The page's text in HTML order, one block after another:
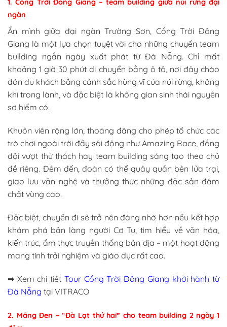
1. Cổng Trời Đông Giang – team building giữa núi rừng đại
ngàn
Ẩn mình giữa đại ngàn Trường Sơn, Cổng Trời Đông
Giang là một lựa chọn tuyệt vời cho những chuyến team
building ngắn ngày xuất phát từ Đà Nẵng. Chỉ mất
khoảng 1 giờ 30 phút di chuyển bằng ô tô, nơi đây chào
đón du khách bằng cảnh sắc hùng vĩ của núi rừng, không
khí trong lành, và đặc biệt là không gian sinh thái nguyên
sơ hiếm có.
Khuôn viên rộng lớn, thoáng đãng cho phép tổ chức các
trò chơi ngoài trời đầy sôi động như Amazing Race, đồng
đội vượt thử thách hay team building sáng tạo theo chủ
đề riêng. Đêm đến, đoàn có thể quây quần bên lửa trại,
giao lưu văn nghệ và thưởng thức những đặc sản đậm
chất vùng cao.
Đặc biệt, chuyến đi sẽ trở nên đáng nhớ hơn nếu kết hợp
khám phá bản làng người Cơ Tu, tìm hiểu về văn hóa,
kiến trúc, ẩm thực truyền thống bản địa – một hoạt động
mang tính trải nghiệm và giáo dục rất cao.
➡ Xem chi tiết Tour Cổng Trời Đông Giang khởi hành từ
Đà Nẵng tại VITRACO
2. Măng Đen – “Đà Lạt thứ hai” cho team building 2 ngày 1